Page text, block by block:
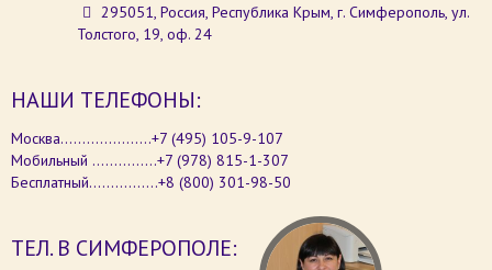
295051, Россия, Республика Крым, г. Симферополь, ул.
Толстого, 19, оф. 24
НАШИ ТЕЛЕФОНЫ:
Москва.....................+7 (495) 105-9-107
Мобильный ...............+7 (978) 815-1-307
Бесплатный................+8 (800) 301-98-50
ТЕЛ. В СИМФЕРОПОЛЕ: